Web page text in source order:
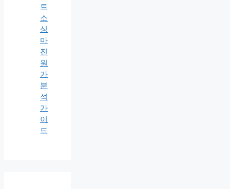
트
소
싱
마
진
원
가
분
석
가
이
드